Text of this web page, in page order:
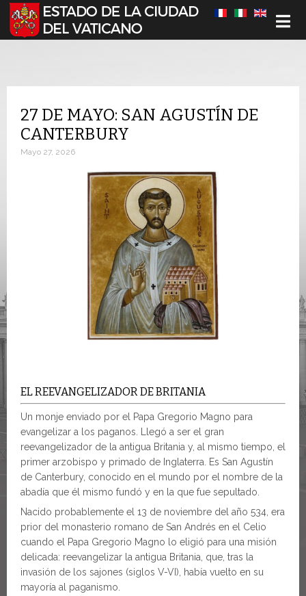
Seleccione su idioma
27 DE MAYO: SAN AGUSTÍN DE
CANTERBURY
Mayo 27, 2026
EL REEVANGELIZADOR DE BRITANIA
Un monje enviado por el Papa Gregorio Magno para
evangelizar a los paganos. Llegó a ser el gran
reevangelizador de la antigua Britania y, al mismo tiempo, el
primer arzobispo y primado de Inglaterra. Es San Agustín
de Canterbury, conocido en el mundo por el nombre de la
abadía que él mismo fundó y en la que fue sepultado.
Nacido probablemente el 13 de noviembre del año 534, era
prior del monasterio romano de San Andrés en el Celio
cuando el Papa Gregorio Magno lo eligió para una misión
delicada: reevangelizar la antigua Britania, que, tras la
invasión de los sajones (siglos V-VI), había vuelto en su
mayoría al paganismo.